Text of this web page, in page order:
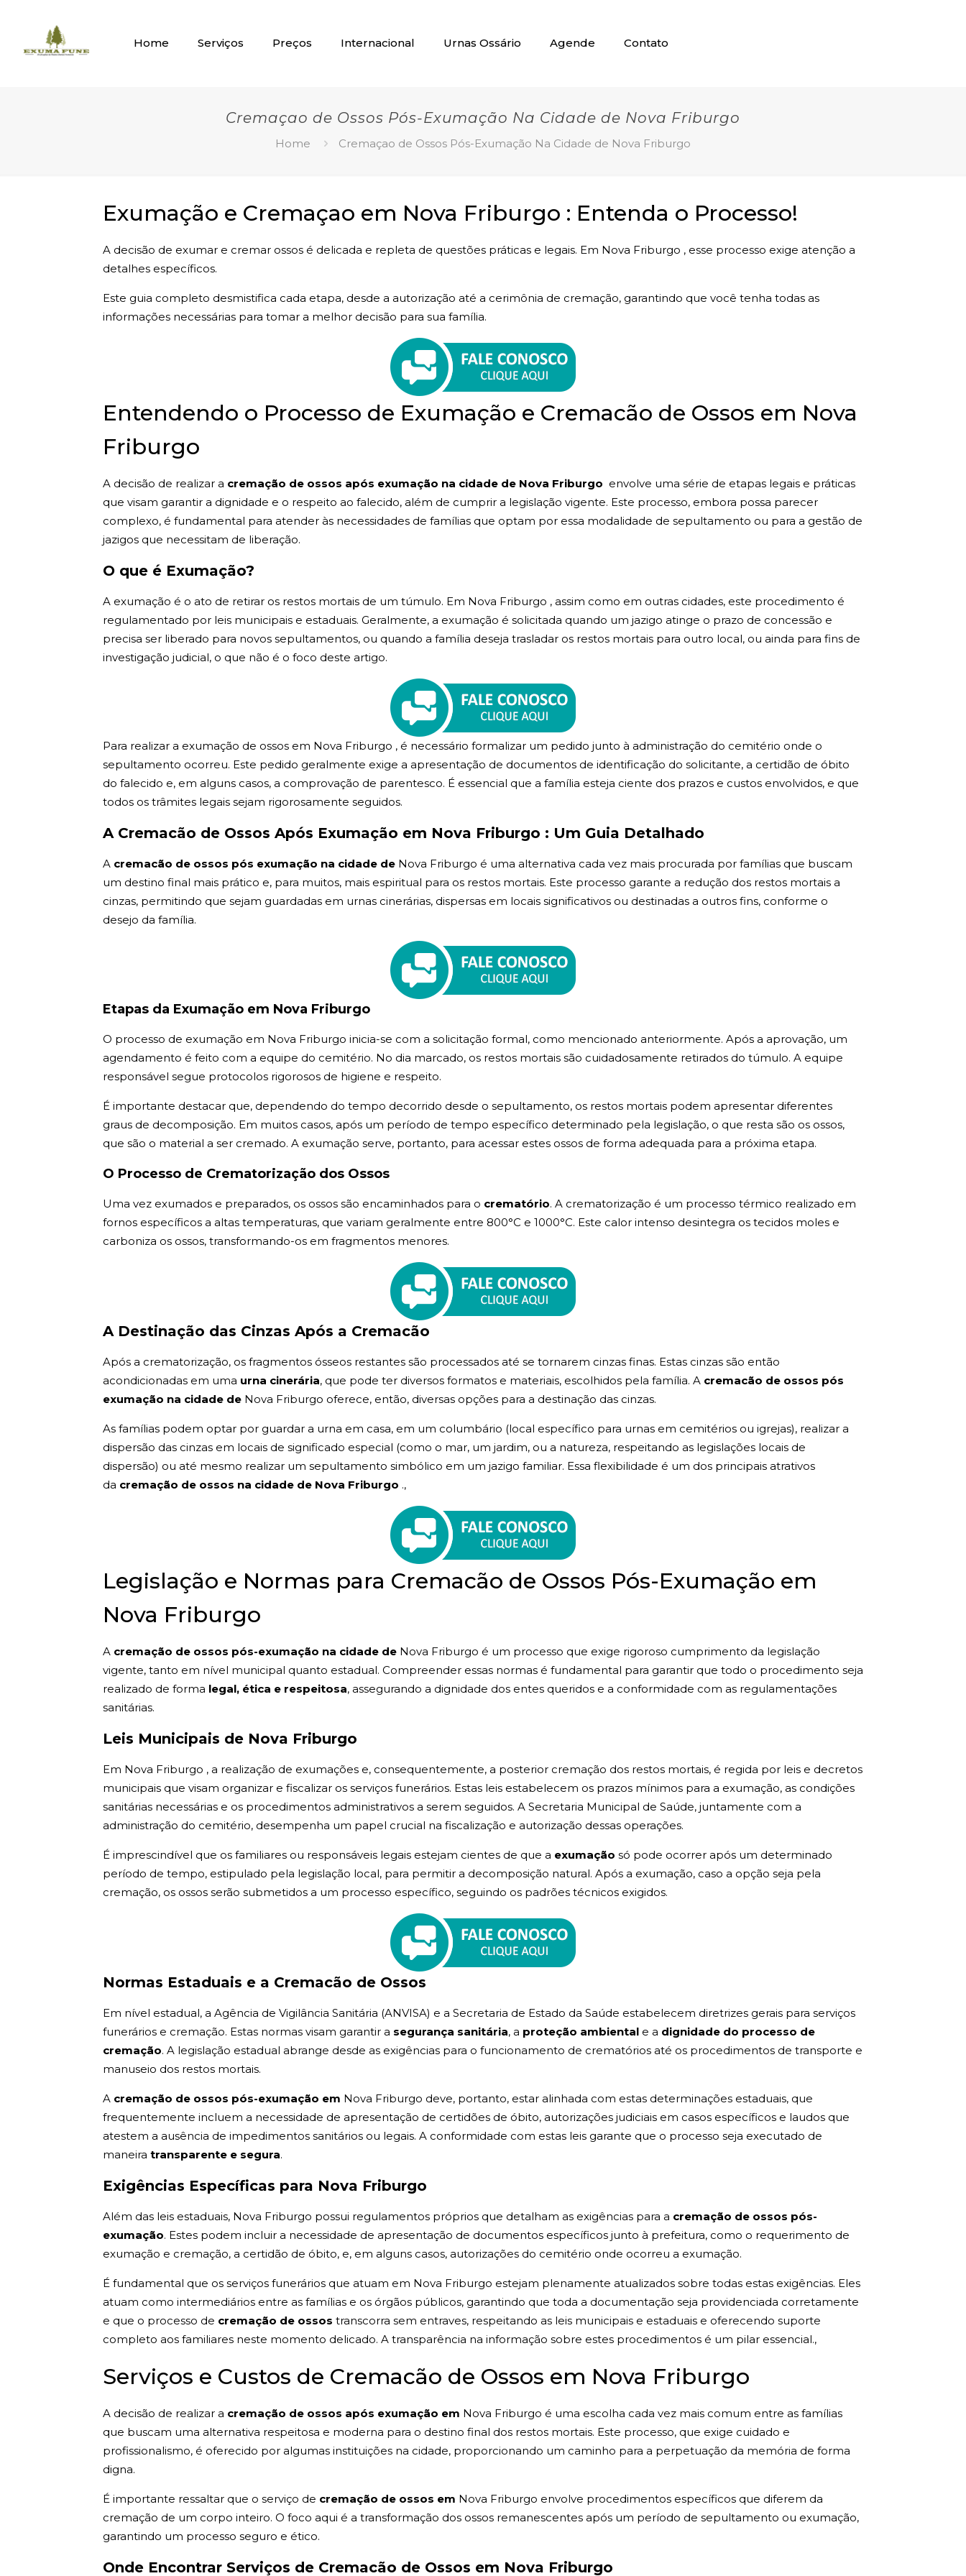
Home Serviços Preços Internacional Urnas Ossário Agende Contato
Cremaçao de Ossos Pós-Exumação Na Cidade de Nova Friburgo
Home Cremaçao de Ossos Pós-Exumação Na Cidade de Nova Friburgo
Exumação e Cremaçao em Nova Friburgo : Entenda o Processo!
A decisão de exumar e cremar ossos é delicada e repleta de questões práticas e legais. Em Nova Friburgo , esse processo exige atenção a
detalhes específicos.
Este guia completo desmistifica cada etapa, desde a autorização até a cerimônia de cremação, garantindo que você tenha todas as
informações necessárias para tomar a melhor decisão para sua família.
Entendendo o Processo de Exumação e Cremacão de Ossos em Nova
Friburgo
A decisão de realizar a cremação de ossos após exumação na cidade de Nova Friburgo envolve uma série de etapas legais e práticas
que visam garantir a dignidade e o respeito ao falecido, além de cumprir a legislação vigente. Este processo, embora possa parecer
complexo, é fundamental para atender às necessidades de famílias que optam por essa modalidade de sepultamento ou para a gestão de
jazigos que necessitam de liberação.
O que é Exumação?
A exumação é o ato de retirar os restos mortais de um túmulo. Em Nova Friburgo , assim como em outras cidades, este procedimento é
regulamentado por leis municipais e estaduais. Geralmente, a exumação é solicitada quando um jazigo atinge o prazo de concessão e
precisa ser liberado para novos sepultamentos, ou quando a família deseja trasladar os restos mortais para outro local, ou ainda para fins de
investigação judicial, o que não é o foco deste artigo.
Para realizar a exumação de ossos em Nova Friburgo , é necessário formalizar um pedido junto à administração do cemitério onde o
sepultamento ocorreu. Este pedido geralmente exige a apresentação de documentos de identificação do solicitante, a certidão de óbito
do falecido e, em alguns casos, a comprovação de parentesco. É essencial que a família esteja ciente dos prazos e custos envolvidos, e que
todos os trâmites legais sejam rigorosamente seguidos.
A Cremacão de Ossos Após Exumação em Nova Friburgo : Um Guia Detalhado
A cremacão de ossos pós exumação na cidade de Nova Friburgo é uma alternativa cada vez mais procurada por famílias que buscam
um destino final mais prático e, para muitos, mais espiritual para os restos mortais. Este processo garante a redução dos restos mortais a
cinzas, permitindo que sejam guardadas em urnas cinerárias, dispersas em locais significativos ou destinadas a outros fins, conforme o
desejo da família.
Etapas da Exumação em Nova Friburgo
O processo de exumação em Nova Friburgo inicia-se com a solicitação formal, como mencionado anteriormente. Após a aprovação, um
agendamento é feito com a equipe do cemitério. No dia marcado, os restos mortais são cuidadosamente retirados do túmulo. A equipe
responsável segue protocolos rigorosos de higiene e respeito.
É importante destacar que, dependendo do tempo decorrido desde o sepultamento, os restos mortais podem apresentar diferentes
graus de decomposição. Em muitos casos, após um período de tempo específico determinado pela legislação, o que resta são os ossos,
que são o material a ser cremado. A exumação serve, portanto, para acessar estes ossos de forma adequada para a próxima etapa.
O Processo de Crematorização dos Ossos
Uma vez exumados e preparados, os ossos são encaminhados para o crematório. A crematorização é um processo térmico realizado em
fornos específicos a altas temperaturas, que variam geralmente entre 800°C e 1000°C. Este calor intenso desintegra os tecidos moles e
carboniza os ossos, transformando-os em fragmentos menores.
A Destinação das Cinzas Após a Cremacão
Após a crematorização, os fragmentos ósseos restantes são processados até se tornarem cinzas finas. Estas cinzas são então
acondicionadas em uma urna cinerária, que pode ter diversos formatos e materiais, escolhidos pela família. A cremacão de ossos pós
exumação na cidade de Nova Friburgo oferece, então, diversas opções para a destinação das cinzas.
As famílias podem optar por guardar a urna em casa, em um columbário (local específico para urnas em cemitérios ou igrejas), realizar a
dispersão das cinzas em locais de significado especial (como o mar, um jardim, ou a natureza, respeitando as legislações locais de
dispersão) ou até mesmo realizar um sepultamento simbólico em um jazigo familiar. Essa flexibilidade é um dos principais atrativos
da cremação de ossos na cidade de Nova Friburgo .,
Legislação e Normas para Cremacão de Ossos Pós-Exumação em
Nova Friburgo
A cremação de ossos pós-exumação na cidade de Nova Friburgo é um processo que exige rigoroso cumprimento da legislação
vigente, tanto em nível municipal quanto estadual. Compreender essas normas é fundamental para garantir que todo o procedimento seja
realizado de forma legal, ética e respeitosa, assegurando a dignidade dos entes queridos e a conformidade com as regulamentações
sanitárias.
Leis Municipais de Nova Friburgo
Em Nova Friburgo , a realização de exumações e, consequentemente, a posterior cremação dos restos mortais, é regida por leis e decretos
municipais que visam organizar e fiscalizar os serviços funerários. Estas leis estabelecem os prazos mínimos para a exumação, as condições
sanitárias necessárias e os procedimentos administrativos a serem seguidos. A Secretaria Municipal de Saúde, juntamente com a
administração do cemitério, desempenha um papel crucial na fiscalização e autorização dessas operações.
É imprescindível que os familiares ou responsáveis legais estejam cientes de que a exumação só pode ocorrer após um determinado
período de tempo, estipulado pela legislação local, para permitir a decomposição natural. Após a exumação, caso a opção seja pela
cremação, os ossos serão submetidos a um processo específico, seguindo os padrões técnicos exigidos.
Normas Estaduais e a Cremacão de Ossos
Em nível estadual, a Agência de Vigilância Sanitária (ANVISA) e a Secretaria de Estado da Saúde estabelecem diretrizes gerais para serviços
funerários e cremação. Estas normas visam garantir a segurança sanitária, a proteção ambientale a dignidade do processo de
cremação. A legislação estadual abrange desde as exigências para o funcionamento de crematórios até os procedimentos de transporte e
manuseio dos restos mortais.
A cremação de ossos pós-exumação em Nova Friburgo deve, portanto, estar alinhada com estas determinações estaduais, que
frequentemente incluem a necessidade de apresentação de certidões de óbito, autorizações judiciais em casos específicos e laudos que
atestem a ausência de impedimentos sanitários ou legais. A conformidade com estas leis garante que o processo seja executado de
maneira transparente e segura.
Exigências Específicas para Nova Friburgo
Além das leis estaduais, Nova Friburgo possui regulamentos próprios que detalham as exigências para a cremação de ossos pós-
exumação. Estes podem incluir a necessidade de apresentação de documentos específicos junto à prefeitura, como o requerimento de
exumação e cremação, a certidão de óbito, e, em alguns casos, autorizações do cemitério onde ocorreu a exumação.
É fundamental que os serviços funerários que atuam em Nova Friburgo estejam plenamente atualizados sobre todas estas exigências. Eles
atuam como intermediários entre as famílias e os órgãos públicos, garantindo que toda a documentação seja providenciada corretamente
e que o processo de cremação de ossos transcorra sem entraves, respeitando as leis municipais e estaduais e oferecendo suporte
completo aos familiares neste momento delicado. A transparência na informação sobre estes procedimentos é um pilar essencial.,
Serviços e Custos de Cremacão de Ossos em Nova Friburgo
A decisão de realizar a cremação de ossos após exumação em Nova Friburgo é uma escolha cada vez mais comum entre as famílias
que buscam uma alternativa respeitosa e moderna para o destino final dos restos mortais. Este processo, que exige cuidado e
profissionalismo, é oferecido por algumas instituições na cidade, proporcionando um caminho para a perpetuação da memória de forma
digna.
É importante ressaltar que o serviço de cremação de ossos em Nova Friburgo envolve procedimentos específicos que diferem da
cremação de um corpo inteiro. O foco aqui é a transformação dos ossos remanescentes após um período de sepultamento ou exumação,
garantindo um processo seguro e ético.
Onde Encontrar Serviços de Cremacão de Ossos em Nova Friburgo